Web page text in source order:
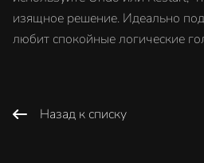
изящное решение. Идеально
любит спокойные логические
Назад к списку